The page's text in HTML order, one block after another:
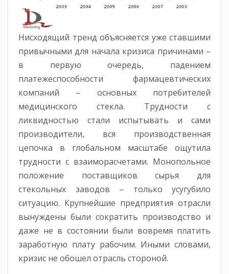
Нисходящий тренд объясняется уже ставшими
привычными для начала кризиса причинами –
в первую очередь, падением
платежеспособности фармацевтических
компаний – основных потребителей
медицинского стекла. Трудности с
ликвидностью стали испытывать и сами
производители, вся производственная
цепочка в глобальном масштабе ощутила
трудности с взаиморасчетами. Монопольное
положение поставщиков сырья для
стекольных заводов – только усугубило
ситуацию. Крупнейшие предприятия отрасли
вынуждены были сократить производство и
даже не в состоянии были вовремя платить
заработную плату рабочим. Иными словами,
кризис не обошел отрасль стороной.